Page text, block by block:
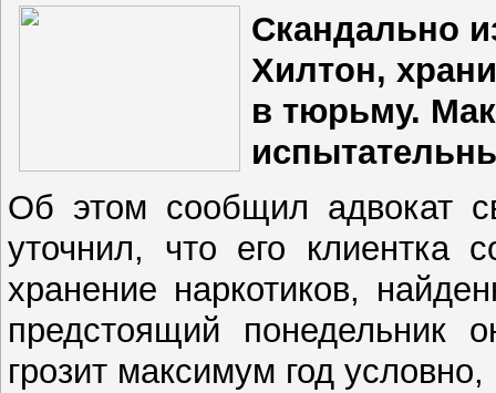
Скандально
Хилтон,
в тюрьму.
Об этом сообщил адвокат
уточнил, что его клиентка
хранение наркотиков,
предстоящий понедельник
грозит максимум год